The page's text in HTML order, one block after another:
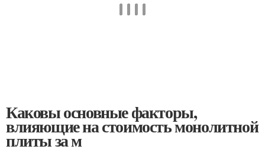
Каковы основные факторы,
влияющие на стоимость монолитной
плиты за м